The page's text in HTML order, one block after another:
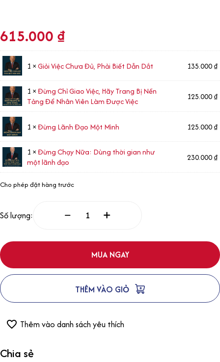
615.000 ₫
1 ×Giỏi Việc Chưa Đủ, Phải Biết Dẫn Dắt 135.000₫
1 ×Đừng Chỉ Giao Việc, Hãy Trang Bị Nền
Tảng Để Nhân Viên Làm Được Việc
125.000₫
1 ×Đừng Lãnh Đạo Một Mình 125.000₫
1 ×Đừng Chạy Nữa: Dùng thời gian như
một lãnh đạo
230.000₫
Cho phép đặt hàng trước
Số lượng:
MUA NGAY
THÊM VÀO GIỎ
Thêm vào danh sách yêu thích
Chia sẻ